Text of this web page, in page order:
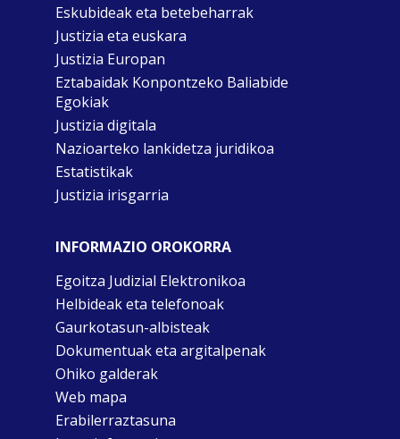
Eskubideak eta betebeharrak
Justizia eta euskara
Justizia Europan
Eztabaidak Konpontzeko Baliabide
Egokiak
Justizia digitala
Nazioarteko lankidetza juridikoa
Estatistikak
Justizia irisgarria
INFORMAZIO OROKORRA
Egoitza Judizial Elektronikoa
Helbideak eta telefonoak
Gaurkotasun-albisteak
Dokumentuak eta argitalpenak
Ohiko galderak
Web mapa
Erabilerraztasuna